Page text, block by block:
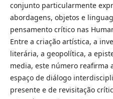
conjunto particularmente
abordagens, objetos e
pensamento crítico nas
Entre a criação artística, a
literária, a geopolítica, a
media, este número reafirma
espaço de diálogo
presente e de revisitação